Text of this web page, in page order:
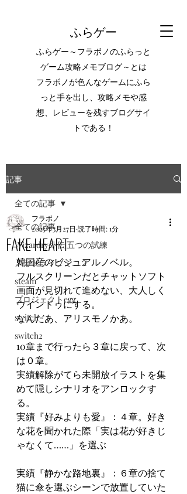
ふらゲー
ふらゲー～フラボノのふらっと
ゲーム攻略メモブログ～とは
フラボノが色んなゲームにふら
っと手を出し、攻略メモや感
想、レビューを残すブログサイ
トである！
記事
全ての記事
Wizardry外伝 五つの試練
メガドライブミニ２
steam
プロジェクトegg
switch
switch2
全ての記事
FAKE HEART
フラボノ
2025年3月27日 読了時間: 1分
韓国産のビジュアルノベル。
フルスクリーンだとチャットソフト
画面が見切れて進めない、大人しく
ウインドゥにする。
なんだあ、アリスモノかあ。
10章まで行ったら３章に戻って、次
は０章。
実績解除がてら未開放イラストを集
めて隠しシナリオをアンロックす
る。
実績『好みよりも愛』：４章。好き
な花を聞かれた際「実は花が好きじ
ゃなくて……」を選ぶ
実績『静かな路地裏』：６章の捨て
猫に傘を選ぶシーンで放置していた